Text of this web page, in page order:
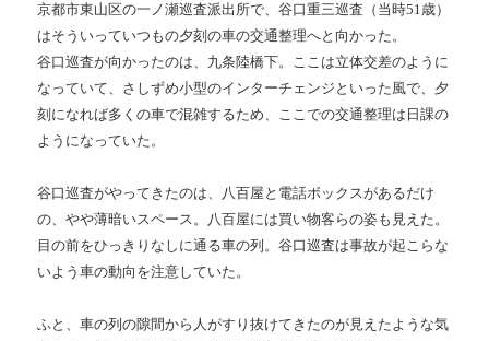
京都市東山区の一ノ瀬巡査派出所で、谷口重三巡査（当時51歳）
はそういっていつもの夕刻の車の交通整理へと向かった。
谷口巡査が向かったのは、九条陸橋下。ここは立体交差のように
なっていて、さしずめ小型のインターチェンジといった風で、夕
刻になれば多くの車で混雑するため、ここでの交通整理は日課の
ようになっていた。
谷口巡査がやってきたのは、八百屋と電話ボックスがあるだけ
の、やや薄暗いスペース。八百屋には買い物客らの姿も見えた。
目の前をひっきりなしに通る車の列。谷口巡査は事故が起こらな
いよう車の動向を注意していた。
ふと、車の列の隙間から人がすり抜けてきたのが見えたような気